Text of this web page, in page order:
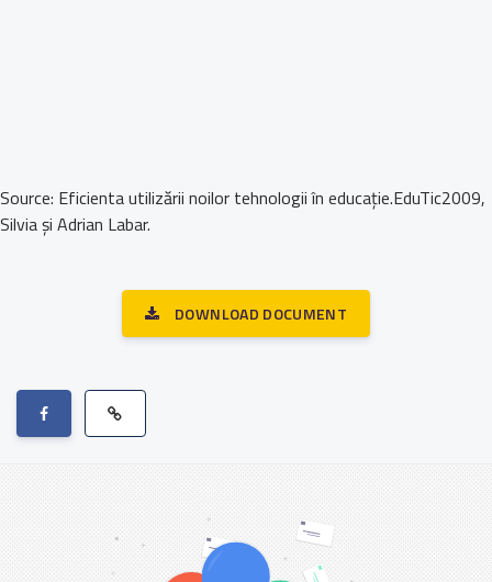
Source: Eficienta utilizării noilor tehnologii în educație.EduTic2009,
Silvia și Adrian Labar.
DOWNLOAD DOCUMENT